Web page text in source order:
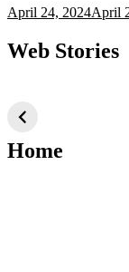
April 24, 2024April
Web Stories
तकनीक जो आपको
2024 के लिए सीखनी
चाहिए
Home